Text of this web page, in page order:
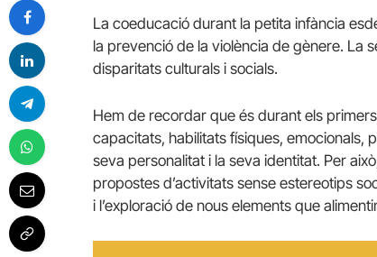
La coeducació durant la petita infància
la prevenció de la violència de gènere. La
disparitats culturals i socials.
Hem de recordar que és durant els
capacitats, habilitats físiques, emocionals,
seva personalitat i la seva identitat. Per
propostes d’activitats sense estereotips
i l’exploració de nous elements que